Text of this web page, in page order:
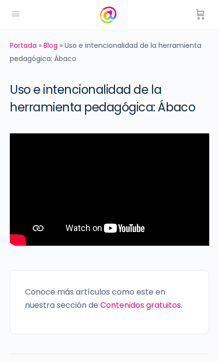
Portada » Blog » Uso e intencionalidad de la herramienta
pedagógica: Ábaco
Uso e intencionalidad de la
herramienta pedagógica: Ábaco
Conoce más artículos como este en
nuestra sección de Contenidos gratuitos.